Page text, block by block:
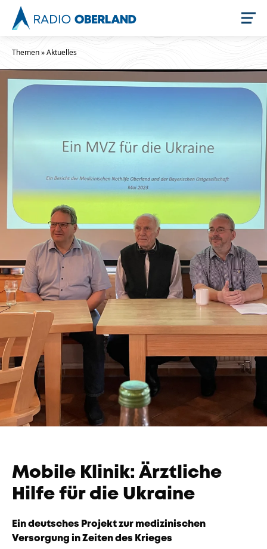
Newsreader
Stellenangebote
Unternehmen
Das geheime Geräusch
Wandern
Fotobox
Amphibienschutz
Team
Programm
Service
Nachgehört
Podcast
Zeit fürs Oberland
Handwerker
Themen»Aktuelles
Mobile Klinik: Ärztliche
Hilfe für die Ukraine
Ein deutsches Projekt zur medizinischen
Versorgung in Zeiten des Krieges